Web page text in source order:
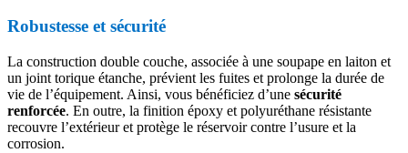
Robustesse et sécurité
La construction double couche, associée à une soupape en laiton et
un joint torique étanche, prévient les fuites et prolonge la durée de
vie de l’équipement. Ainsi, vous bénéficiez d’une sécurité
renforcée. En outre, la finition époxy et polyuréthane résistante
recouvre l’extérieur et protège le réservoir contre l’usure et la
corrosion.